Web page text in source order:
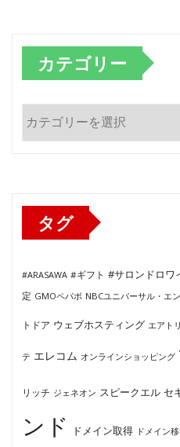
カテゴリー
カ
テ
タグ
#ARASAWA #ギフト #サロンドロワ
定 GMOペパボ NBCユニバーサル・エ
トドア ウェブホスティング エアトリ
テ エレコム オンラインショッピング
リッチ ジェネオン スピークエル セ
ンド
ドメイン取得 ドメイン